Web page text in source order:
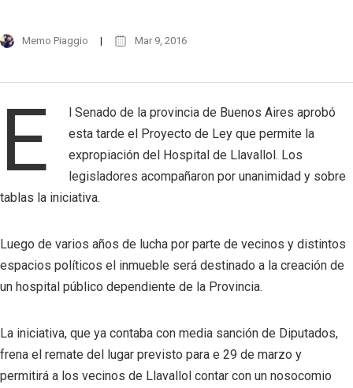
Memo Piaggio Mar 9, 2016
E
l Senado de la provincia de Buenos Aires aprobó
esta tarde el Proyecto de Ley que permite la
expropiación del Hospital de Llavallol. Los
legisladores acompañaron por unanimidad y sobre
tablas la iniciativa.
Luego de varios años de lucha por parte de vecinos y distintos
espacios políticos el inmueble será destinado a la creación de
un hospital público dependiente de la Provincia.
La iniciativa, que ya contaba con media sanción de Diputados,
frena el remate del lugar previsto para e 29 de marzo y
permitirá a los vecinos de Llavallol contar con un nosocomio